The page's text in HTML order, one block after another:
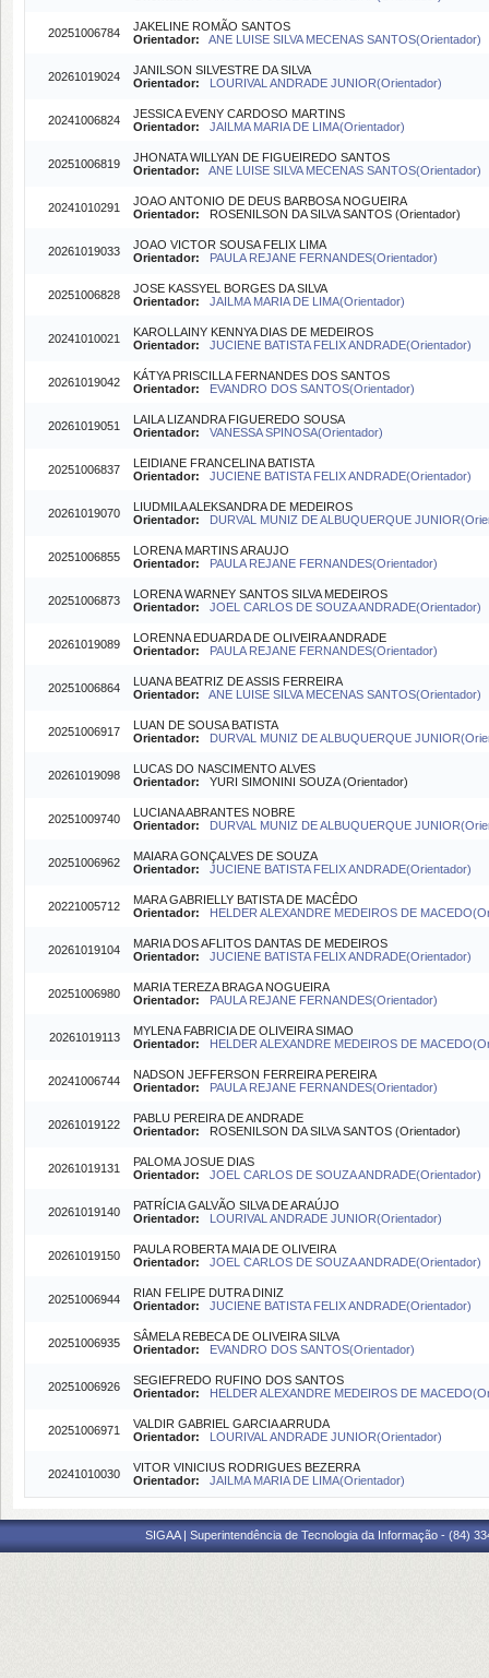
20251006784
JAKELINE ROMÃO SANTOS
Orientador:
ANE LUISE SILVA MECENAS SANTOS(Orientador)
20261019024
JANILSON SILVESTRE DA SILVA
Orientador:
LOURIVAL ANDRADE JUNIOR(Orientador)
20241006824
JESSICA EVENY CARDOSO MARTINS
Orientador:
JAILMA MARIA DE LIMA(Orientador)
20251006819
JHONATA WILLYAN DE FIGUEIREDO SANTOS
Orientador:
ANE LUISE SILVA MECENAS SANTOS(Orientador)
20241010291
JOAO ANTONIO DE DEUS BARBOSA NOGUEIRA
Orientador: ROSENILSON DA SILVA SANTOS (Orientador)
20261019033
JOAO VICTOR SOUSA FELIX LIMA
Orientador:
PAULA REJANE FERNANDES(Orientador)
20251006828
JOSE KASSYEL BORGES DA SILVA
Orientador:
JAILMA MARIA DE LIMA(Orientador)
20241010021
KAROLLAINY KENNYA DIAS DE MEDEIROS
Orientador:
JUCIENE BATISTA FELIX ANDRADE(Orientador)
20261019042
KÁTYA PRISCILLA FERNANDES DOS SANTOS
Orientador:
EVANDRO DOS SANTOS(Orientador)
20261019051
LAILA LIZANDRA FIGUEREDO SOUSA
Orientador:
VANESSA SPINOSA(Orientador)
20251006837
LEIDIANE FRANCELINA BATISTA
Orientador:
JUCIENE BATISTA FELIX ANDRADE(Orientador)
20261019070
LIUDMILA ALEKSANDRA DE MEDEIROS
Orientador:
DURVAL MUNIZ DE ALBUQUERQUE
20251006855
LORENA MARTINS ARAUJO
Orientador:
PAULA REJANE FERNANDES(Orientador)
20251006873
LORENA WARNEY SANTOS SILVA MEDEIROS
Orientador:
JOEL CARLOS DE SOUZA ANDRADE(Orientador)
20261019089
LORENNA EDUARDA DE OLIVEIRA ANDRADE
Orientador:
PAULA REJANE FERNANDES(Orientador)
20251006864
LUANA BEATRIZ DE ASSIS FERREIRA
Orientador:
ANE LUISE SILVA MECENAS SANTOS(Orientador)
20251006917
LUAN DE SOUSA BATISTA
Orientador:
DURVAL MUNIZ DE ALBUQUERQUE
20261019098
LUCAS DO NASCIMENTO ALVES
Orientador: YURI SIMONINI SOUZA (Orientador)
20251009740
LUCIANA ABRANTES NOBRE
Orientador:
DURVAL MUNIZ DE ALBUQUERQUE
20251006962
MAIARA GONÇALVES DE SOUZA
Orientador:
JUCIENE BATISTA FELIX ANDRADE(Orientador)
20221005712
MARA GABRIELLY BATISTA DE MACÊDO
Orientador:
HELDER ALEXANDRE MEDEIROS DE
20261019104
MARIA DOS AFLITOS DANTAS DE MEDEIROS
Orientador:
JUCIENE BATISTA FELIX ANDRADE(Orientador)
20251006980
MARIA TEREZA BRAGA NOGUEIRA
Orientador:
PAULA REJANE FERNANDES(Orientador)
20261019113
MYLENA FABRICIA DE OLIVEIRA SIMAO
Orientador:
HELDER ALEXANDRE MEDEIROS DE
20241006744
NADSON JEFFERSON FERREIRA PEREIRA
Orientador:
PAULA REJANE FERNANDES(Orientador)
20261019122
PABLU PEREIRA DE ANDRADE
Orientador: ROSENILSON DA SILVA SANTOS (Orientador)
20261019131
PALOMA JOSUE DIAS
Orientador:
JOEL CARLOS DE SOUZA ANDRADE(Orientador)
20261019140
PATRÍCIA GALVÃO SILVA DE ARAÚJO
Orientador:
LOURIVAL ANDRADE JUNIOR(Orientador)
20261019150
PAULA ROBERTA MAIA DE OLIVEIRA
Orientador:
JOEL CARLOS DE SOUZA ANDRADE(Orientador)
20251006944
RIAN FELIPE DUTRA DINIZ
Orientador:
JUCIENE BATISTA FELIX ANDRADE(Orientador)
20251006935
SÂMELA REBECA DE OLIVEIRA SILVA
Orientador:
EVANDRO DOS SANTOS(Orientador)
20251006926
SEGIEFREDO RUFINO DOS SANTOS
Orientador:
HELDER ALEXANDRE MEDEIROS DE
20251006971
VALDIR GABRIEL GARCIA ARRUDA
Orientador:
LOURIVAL ANDRADE JUNIOR(Orientador)
20241010030
VITOR VINICIUS RODRIGUES BEZERRA
Orientador:
JAILMA MARIA DE LIMA(Orientador)
SIGAA | Superintendência de Tecnologia da Informação - (84)